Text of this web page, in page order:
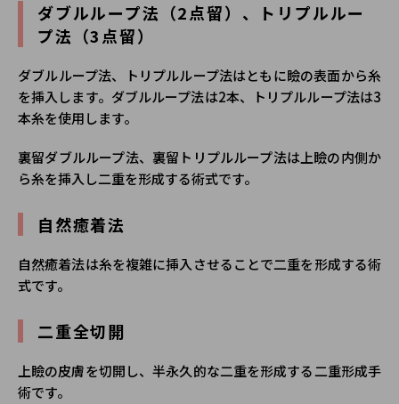
ダブルループ法（2点留）、トリプルルー
プ法（3点留）
ダブルループ法、トリプルループ法はともに瞼の表面から糸
を挿入します。ダブルループ法は2本、トリプルループ法は3
本糸を使用します。
裏留ダブルループ法、裏留トリプルループ法は上瞼の内側か
ら糸を挿入し二重を形成する術式です。
自然癒着法
自然癒着法は糸を複雑に挿入させることで二重を形成する術
式です。
二重全切開
上瞼の皮膚を切開し、半永久的な二重を形成する二重形成手
術です。